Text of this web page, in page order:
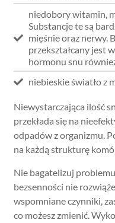
niedobory witamin,
Substancje te są
mięśnie oraz nerwy.
przekształcany jest
hormonu snu
niebieskie światło z
Niewystarczająca ilość
przekłada się na
odpadów z organizmu.
na każdą strukturę
Nie bagatelizuj
bezsenności nie
wspomniane czynniki,
co możesz zmienić.